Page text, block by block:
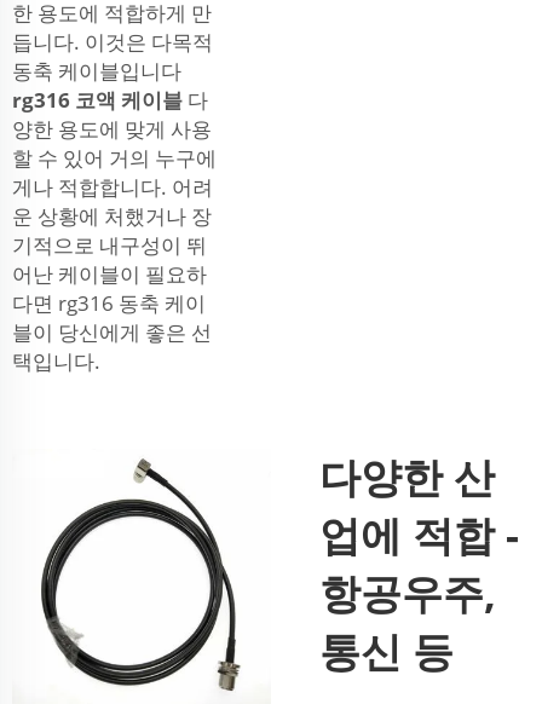
한 용도에 적합하게 만
듭니다. 이것은 다목적
동축 케이블입니다
rg316 코액 케이블 다
양한 용도에 맞게 사용
할 수 있어 거의 누구에
게나 적합합니다. 어려
운 상황에 처했거나 장
기적으로 내구성이 뛰
어난 케이블이 필요하
다면 rg316 동축 케이
블이 당신에게 좋은 선
택입니다.
다양한 산
업에 적합 -
항공우주,
통신 등